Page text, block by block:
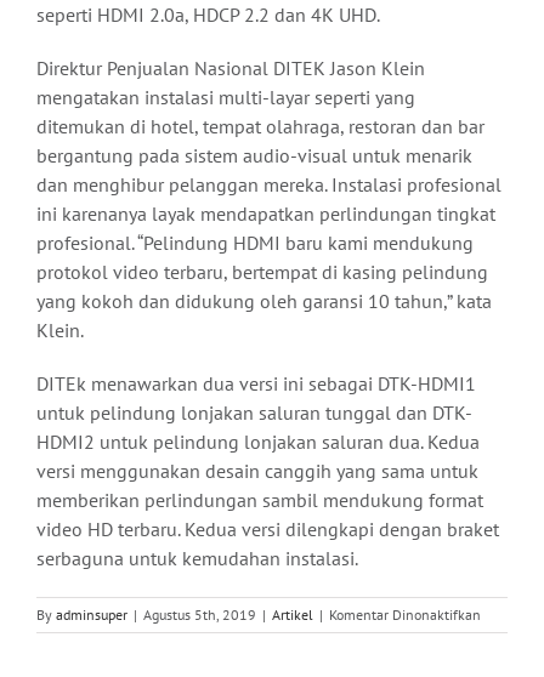
seperti HDMI 2.0a, HDCP 2.2 dan 4K UHD.
Direktur Penjualan Nasional DITEK Jason Klein
mengatakan instalasi multi-layar seperti yang
ditemukan di hotel, tempat olahraga, restoran dan bar
bergantung pada sistem audio-visual untuk menarik
dan menghibur pelanggan mereka. Instalasi profesional
ini karenanya layak mendapatkan perlindungan tingkat
profesional. “Pelindung HDMI baru kami mendukung
protokol video terbaru, bertempat di kasing pelindung
yang kokoh dan didukung oleh garansi 10 tahun,” kata
Klein.
DITEk menawarkan dua versi ini sebagai DTK-HDMI1
untuk pelindung lonjakan saluran tunggal dan DTK-
HDMI2 untuk pelindung lonjakan saluran dua. Kedua
versi menggunakan desain canggih yang sama untuk
memberikan perlindungan sambil mendukung format
video HD terbaru. Kedua versi dilengkapi dengan braket
serbaguna untuk kemudahan instalasi.
By adminsuper | Agustus 5th, 2019 | Artikel | Komentar Dinonaktifkan
DITEK